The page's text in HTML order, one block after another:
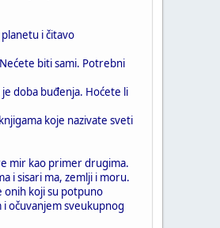
i čitavo
biti sami. Potrebni
doba buđenja. Hoćete li
koje nazivate sveti
mir kao primer drugima.
i sisari ma, zemlji i moru.
onih koji su potpuno
očuvanjem sveukupnog